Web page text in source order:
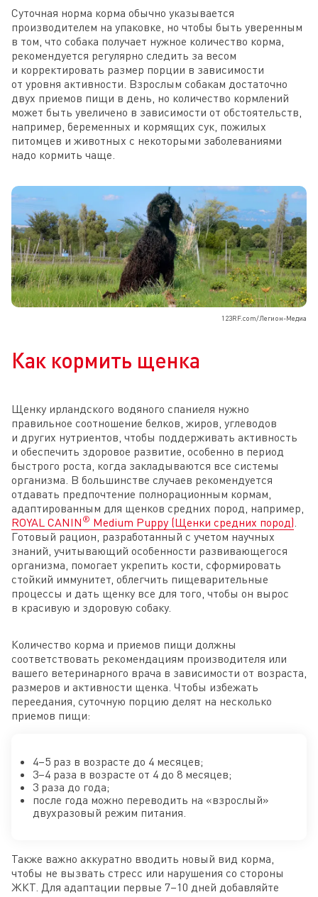
Суточная норма корма обычно указывается
производителем на упаковке, но чтобы быть уверенным
в том, что собака получает нужное количество корма,
рекомендуется регулярно следить за весом
и корректировать размер порции в зависимости
от уровня активности. Взрослым собакам достаточно
двух приемов пищи в день, но количество кормлений
может быть увеличено в зависимости от обстоятельств,
например, беременных и кормящих сук, пожилых
питомцев и животных с некоторыми заболеваниями
надо кормить чаще.
123RF.com/Легион-Медиа
Как кормить щенка
Щенку ирландского водяного спаниеля нужно
правильное соотношение белков, жиров, углеводов
и других нутриентов, чтобы поддерживать активность
и обеспечить здоровое развитие, особенно в период
быстрого роста, когда закладываются все системы
организма. В большинстве случаев рекомендуется
отдавать предпочтение полнорационным кормам,
адаптированным для щенков средних пород, например,
ROYAL CANIN ® Medium Puppy (Щенки средних пород)
Готовый рацион, разработанный с учетом научных
знаний, учитывающий особенности развивающегося
организма, помогает укрепить кости, сформировать
стойкий иммунитет, облегчить пищеварительные
процессы и дать щенку все для того, чтобы он вырос
в красивую и здоровую собаку.
Количество корма и приемов пищи должны
соответствовать рекомендациям производителя или
вашего ветеринарного врача в зависимости от возраста,
размеров и активности щенка. Чтобы избежать
переедания, суточную порцию делят на несколько
приемов пищи:
4–5 раз в возрасте до 4 месяцев;
3–4 раза в возрасте от 4 до 8 месяцев;
3 раза до года;
после года можно переводить на «взрослый»
двухразовый режим питания.
Также важно аккуратно вводить новый вид корма,
чтобы не вызвать стресс или нарушения со стороны
ЖКТ. Для адаптации первые 7–10 дней добавляйте